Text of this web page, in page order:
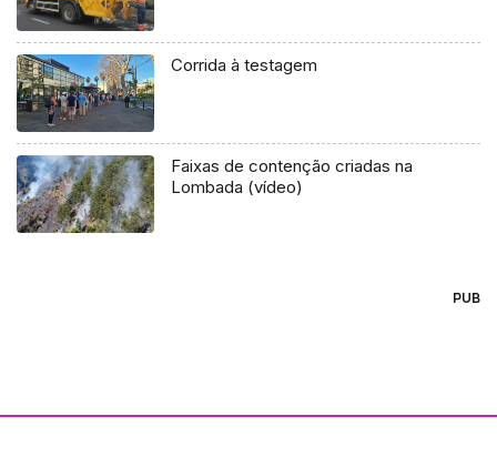
Corrida à testagem
Faixas de contenção criadas na
Lombada (vídeo)
PUB